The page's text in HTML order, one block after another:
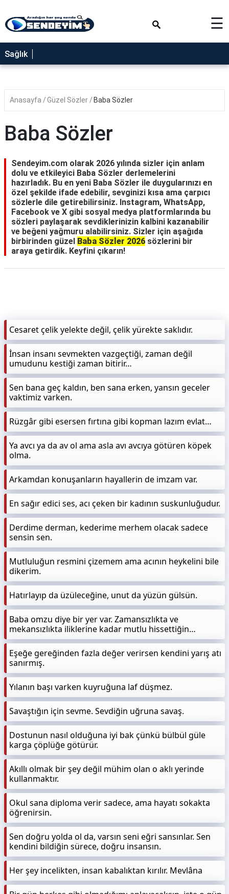
SAĞLIK
NEDİR
YEMEK
RÜYA
GEZİLECEK
YERLER
BLOG
☰
Sağlık
Anasayfa Güzel Sözler Baba Sözler
Baba Sözler
Sendeyim.com olarak 2026 yılında sizler için anlam
dolu ve etkileyici Baba Sözler derlemelerini
hazırladık. Bu en yeni Baba Sözler ile duygularınızı en
özel şekilde ifade edebilir, sevginizi kısa ama çarpıcı
sözlerle dile getirebilirsiniz. Instagram, WhatsApp,
Facebook ve X gibi sosyal medya platformlarında bu
sözleri paylaşarak sevdiklerinizin kalbini kazanabilir
ve beğeni yağmuru alabilirsiniz. Sizler için aşağıda
birbirinden güzel Baba Sözler 2026 sözlerini bir
araya getirdik. Keyfini çıkarın!
Cesaret çelik yelekte değil, çelik yürekte saklıdır.
İnsan insanı sevmekten vazgeçtiği, zaman değil
umudunu kestiği zaman bitirir…
Sen bana geç kaldın, ben sana erken, yansın geceler
vaktimiz varken.
Rüzgâr gibi esersen fırtına gibi kopman lazım evlat…
Ya avcı ya da av ol ama asla avı avcıya götüren köpek
olma.
Arkamdan konuşanların hayallerin de imzam var.
En sağır edici ses, acı çeken bir kadının suskunluğudur.
Derdime derman, kederime merhem olacak sadece
sensin sen.
Mutluluğun resmini çizemem ama acının heykelini bile
dikerim.
Hatırlayıp da üzüleceğine, unut da yüzün gülsün.
Baba omzu diye bir yer var. Zamansızlıkta ve
mekansızlıkta iliklerine kadar mutlu hissettiğin…
Eşeğe gereğinden fazla değer verirsen kendini yarış atı
sanırmış.
Yılanın başı varken kuyruğuna laf düşmez.
Savaştığın için sevme. Sevdiğin uğruna savaş.
Dostunun nasıl olduğuna iyi bak çünkü bülbül güle
karga çöplüğe götürür.
Akıllı olmak bir şey değil mühim olan o aklı yerinde
kullanmaktır.
Okul sana diploma verir sadece, ama hayatı sokakta
öğrenirsin.
Sen doğru yolda ol da, varsın seni eğri sansınlar. Sen
kendini bildiğin sürece, doğru insansın.
Her şey incelikten, insan kabalıktan kırılır. Mevlâna